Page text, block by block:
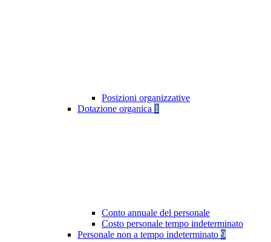
Posizioni organizzative
Dotazione organica 1
Conto annuale del personale
Costo personale tempo indeterminato
Personale non a tempo indeterminato 9